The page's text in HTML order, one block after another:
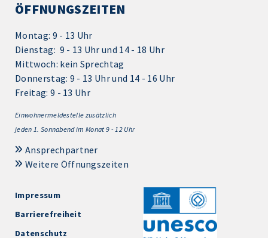
ÖFFNUNGSZEITEN
Montag: 9 - 13 Uhr
Dienstag: 9 - 13 Uhr und 14 - 18 Uhr
Mittwoch: kein Sprechtag
Donnerstag: 9 - 13 Uhr und 14 - 16 Uhr
Freitag: 9 - 13 Uhr
Einwohnermeldestelle zusätzlich
jeden 1. Sonnabend im Monat 9 - 12 Uhr
Ansprechpartner
Weitere Öffnungszeiten
Impressum
Barrierefreiheit
Datenschutz